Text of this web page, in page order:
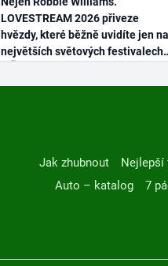
LOVESTREAM 2026 přiveze
hvězdy, které běžně uvidíte jen na
největších světových festivalech
Jak zhubnout Nejlepší
Auto – katalog
7